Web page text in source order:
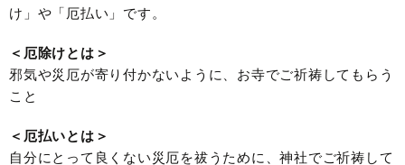
け」や「厄払い」です。
＜厄除けとは＞
邪気や災厄が寄り付かないように、お寺でご祈祷してもらう
こと
＜厄払いとは＞
自分にとって良くない災厄を祓うために、神社でご祈祷して